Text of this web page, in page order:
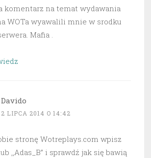
komentarz na temat wydawania
WOTa wyawalili mnie w srodku
Mafia .
Davido
2 LIPCA 2014 O 14:42
stronę Wotreplays.com wpisz
,,Adas_B” i sprawdź jak się bawią